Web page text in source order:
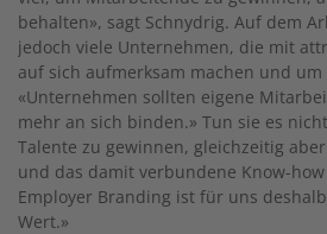
behalten», sagt Schnydrig. Auf dem
jedoch viele Unternehmen, die mit
auf sich aufmerksam machen und
«Unternehmen sollten eigene
mehr an sich binden.» Tun sie es
Talente zu gewinnen, gleichzeitig
und das damit verbundene Know-
Employer Branding ist für uns
Wert.»